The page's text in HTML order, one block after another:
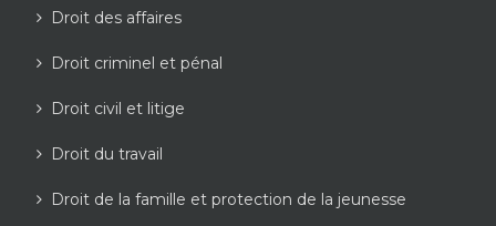
Droit des affaires
Droit criminel et pénal
Droit civil et litige
Droit du travail
Droit de la famille et protection de la jeunesse